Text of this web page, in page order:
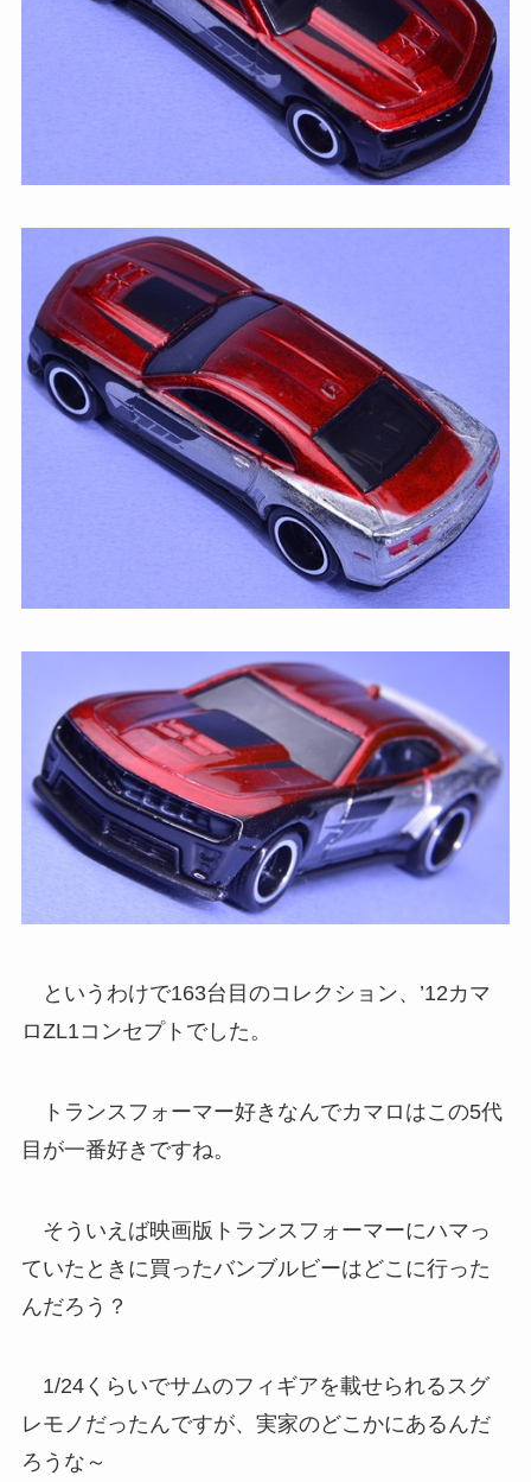
というわけで163台目のコレクション、’12カマ
ロZL1コンセプトでした。
トランスフォーマー好きなんでカマロはこの5代
目が一番好きですね。
そういえば映画版トランスフォーマーにハマっ
ていたときに買ったバンブルビーはどこに行った
んだろう？
1/24くらいでサムのフィギアを載せられるスグ
レモノだったんですが、実家のどこかにあるんだ
ろうな～